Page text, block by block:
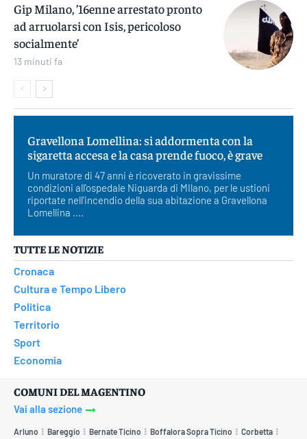
Gip Milano, ’16enne arrestato pronto
ad arruolarsi con Isis, pericoloso
socialmente’
13 minuti fa
Gravellona Lomellina: si addormenta con la
sigaretta accesa e la casa prende fuoco, è grave
Un muratore di 47 anni è ricoverato in gravissime
condizioni all'ospedale Niguarda di MIlano, per le ustioni
riportate nell'incendio della sua abitazione a Gravellona
Lomellina ....
TUTTE LE NOTIZIE
Cronaca
Cultura e Tempo Libero
Politica
Territorio
Sport
Economia
COMUNI DEL MAGENTINO
Vai alla sezione
Arluno Bareggio Bernate Ticino Boffalora Sopra Ticino Corbetta